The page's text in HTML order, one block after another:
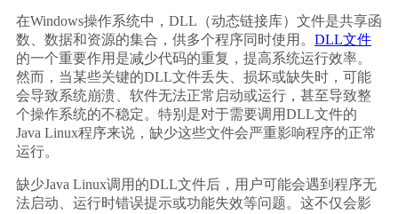
在Windows操作系统中，DLL（动态链接库）文件是共享函
数、数据和资源的集合，供多个程序同时使用。 DLL文件
的一个重要作用是减少代码的重复，提高系统运行效率。
然而，当某些关键的DLL文件丢失、损坏或缺失时，可能
会导致系统崩溃、软件无法正常启动或运行，甚至导致整
个操作系统的不稳定。特别是对于需要调用DLL文件的
Java Linux程序来说，缺少这些文件会严重影响程序的正常
运行。
缺少Java Linux调用的DLL文件后，用户可能会遇到程序无
法启动、运行时错误提示或功能失效等问题。这不仅会影